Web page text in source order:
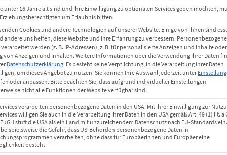
ALLGEMEIN
Hallo Welt!
Dies ist dein erster Beitrag. Bearbeite oder lösche ihn
Schreiben!
unter 16 Jahre alt sind und Ihre Einwilligung zu optionalen Services geben möchten,
um Erlaubnis bitten.
Cookies und andere Technologien auf unserer Website. Einige von ihnen sind
andere uns helfen, diese Website und Ihre Erfahrung zu verbessern.
werden (z. B. IP-Adressen), z. B. für personalisierte Anzeigen und Inhalte
von Anzeigen und Inhalten. Weitere Informationen über die Verwendung Ihrer Daten
Datenschutzerklärung. Es besteht keine Verpflichtung, in die Verarbeitung Ihrer Daten
um dieses Angebot zu nutzen. Sie können Ihre Auswahl jederzeit unter
oder anpassen. Bitte beachten Sie, dass aufgrund individueller Einstellungen
nicht alle Funktionen der Website verfügbar sind.
verarbeiten personenbezogene Daten in den USA. Mit Ihrer Einwilligung zur
willigen Sie auch in die Verarbeitung Ihrer Daten in den USA gemäß Art. 49 (1) lit. a
stuft die USA als ein Land mit unzureichendem Datenschutz nach EU-Standards
die Gefahr, dass US-Behörden personenbezogene Daten in
verarbeiten, ohne dass für Europäerinnen und Europäer eine
besteht.